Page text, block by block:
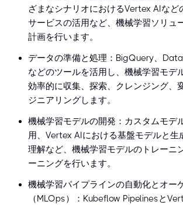
ざまなシナリオにおけるVertex AIな
サービスの活用など、機械学習ソリュ
計画を行います。
データの準備と処理：BigQuery、
などのツールを活用し、機械学習モデ
効率的に収集、探索、クレンジング、
ジニアリングします。
機械学習モデルの開発：カスタムモデ
用、Vertex AIにおける基盤モデルと生
理解など、機械学習モデルのトレーニ
ーニングを行います。
機械学習パイプラインの自動化とオー
（MLOps）：Kubeflow Pipelinesと